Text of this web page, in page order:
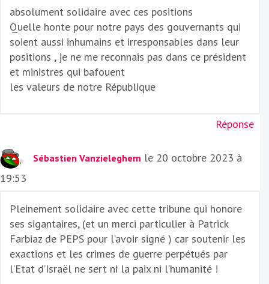
absolument solidaire avec ces positions
Quelle honte pour notre pays des gouvernants qui
soient aussi inhumains et irresponsables dans leur
positions , je ne me reconnais pas dans ce président
et ministres qui bafouent
les valeurs de notre République
Réponse
Sébastien Vanzieleghem le 20 octobre 2023 à
19:53
Pleinement solidaire avec cette tribune qui honore
ses sigantaires, (et un merci particulier à Patrick
Farbiaz de PEPS pour l’avoir signé ) car soutenir les
exactions et les crimes de guerre perpétués par
l’Etat d’Israël ne sert ni la paix ni l’humanité !